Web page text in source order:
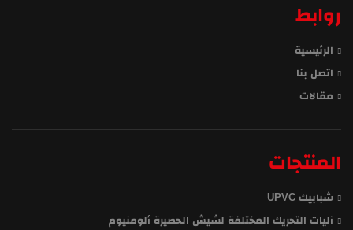
روابط
الرئيسية
اتصل بنا
مقالات
المنتجات
شبابيك UPVC
آليات التحريك المختلفة لشيش الحصيرة ألومنيوم